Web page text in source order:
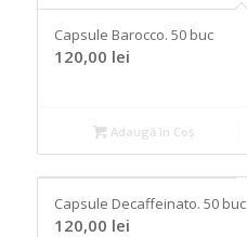
Capsule Barocco. 50 buc
120,00 lei
Adaugă în Coș
Capsule Decaffeinato. 50 buc
120,00 lei